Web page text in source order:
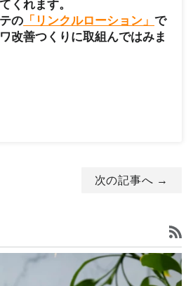
くれます。
の 「リンクルローション」 で
改善つくりに取組んではみま
次の記事へ →